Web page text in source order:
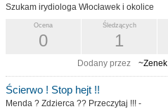
Szukam irydiologa Włocławek i okolice
Śledzących
1
Ocena
0
Dodany przez ~Zenek
Ścierwo ! Stop hejt !!
Menda ? Zdzierca ?? Przeczytaj !!! -